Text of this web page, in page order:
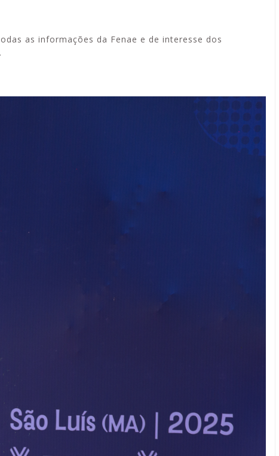
as informações da Fenae e de interesse dos
.